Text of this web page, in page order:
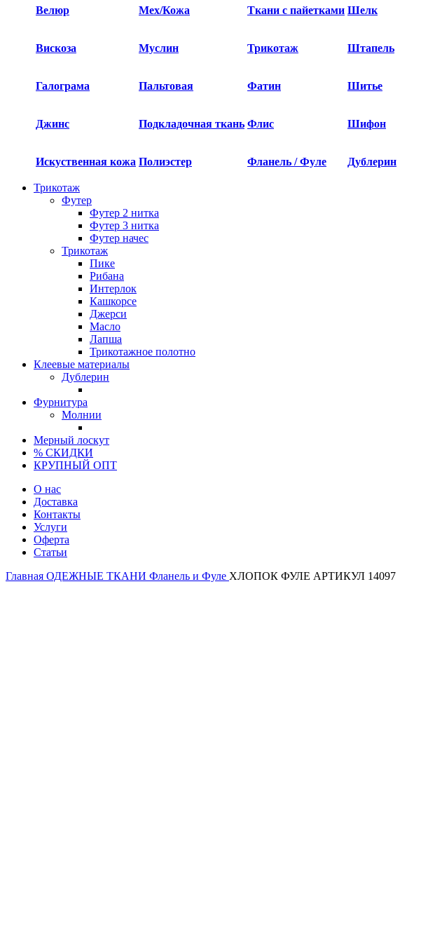
Велюр Мех/Кожа Ткани с пайетками Шелк
Вискоза Муслин Трикотаж Штапель
Галограма Пальтовая Фатин Шитье
Джинс Подкладочная ткань Флис Шифон
Искуственная кожа Полиэстер Фланель / Фуле Дублерин
Трикотаж
Футер
Футер 2 нитка​
Футер 3 нитка​
Футер начес
Трикотаж
Пике
Рибана
Интерлок
Кашкорсе
Джерси
Масло
Лапша
Трикотажное полотно
Клеевые материалы
Дублерин
Фурнитура
Молнии
Мерный лоскут
% СКИДКИ
КРУПНЫЙ ОПТ
О нас
Доставка
Контакты
Услуги
Оферта
Статьи
Главная ОДЕЖНЫЕ ТКАНИ Фланель и Фуле ХЛОПОК ФУЛЕ АРТИКУЛ 14097